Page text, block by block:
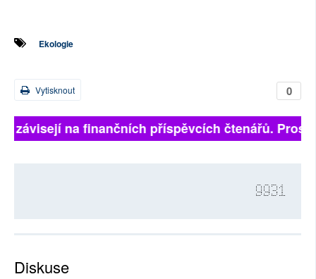
Ekologie
0
Vytisknout
závisejí na finančních příspěvcích čtenářů.
9931
Diskuse